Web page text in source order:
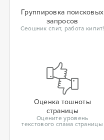
Группировка поисковых
запросов
Сеошник спит, работа кипит!
Оценка тошноты
страницы
Оцените уровень
текстового спама страницы